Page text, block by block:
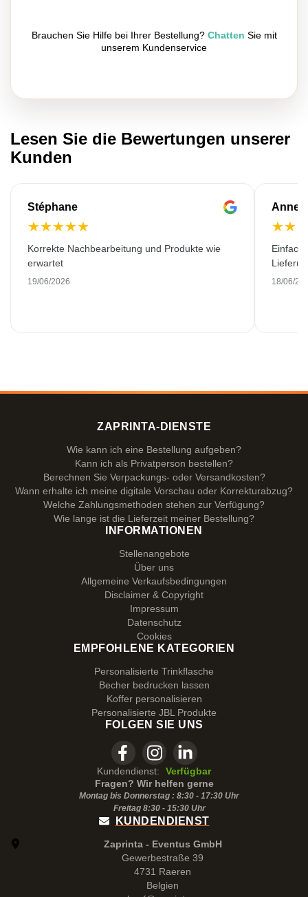
Brauchen Sie Hilfe bei Ihrer Bestellung? Chatten Sie mit
unserem Kundenservice
Lesen Sie die Bewertungen unserer
Kunden
Stéphane
★★★★★
Korrekte Nachbearbeitung und Produkte wie
erwartet
19/06/2026
Anne-
★★
18/06/
ZAPRINTA-DIENSTE
Wie kann ich eine Bestellung aufgeben?
Kann ich als Privatperson bestellen?
Berechnen Sie Verpackungs- oder Versandkosten?
Wann erhalte ich meine digitale Vorschau oder Korrekturabzug?
Welche Zahlungsmethoden stehen zur Verfügung?
Wie lange ist die Lieferzeit meiner Bestellung?
INFORMATIONEN
Stellenangebote
Über uns
Allgemeine Verkaufsbedingungen
Disclaimer & Copyright
Impressum
Datenschutz
Cookies
EMPFOHLENE KATEGORIEN
Personalisierte Trinkflasche
Becher bedrucken lassen
Koffer personalisieren
Personalisierte JBL Produkte
FOLGEN SIE UNS
Kundendienst:
Verfügbar
Fragen? Wir helfen gerne
Montag bis Donnerstag : 8:30 - 17:30 Uhr
Freitag 8:30 - 15:30Uhr
KUNDENDIENST
Zaprinta - Eventus GmbH
Gewerbestraße 39
4731 Raeren
Belgien